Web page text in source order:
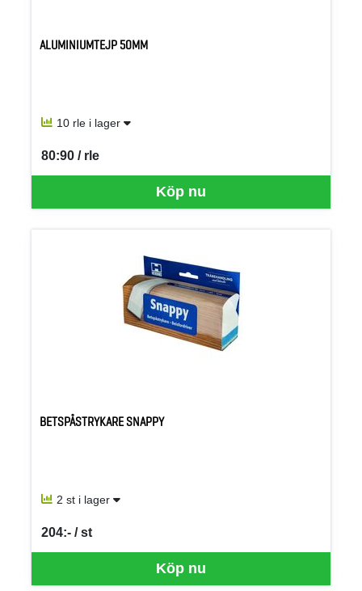
ALUMINIUMTEJP 50MM
10 rle i lager
Köp nu
80:90 / rle
SEK per RLE
BETSPÅSTRYKARE SNAPPY
2 st i lager
Köp nu
204:- / st
SEK per ST